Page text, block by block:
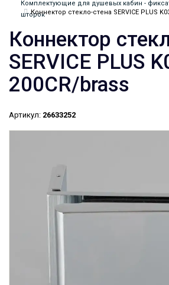
Комплектующие для душевых кабин -
шторок
Коннектор стекло-стена SERVICE PLUS
Коннектор
SERVICE PLUS
200CR/brass
Артикул: 26633252